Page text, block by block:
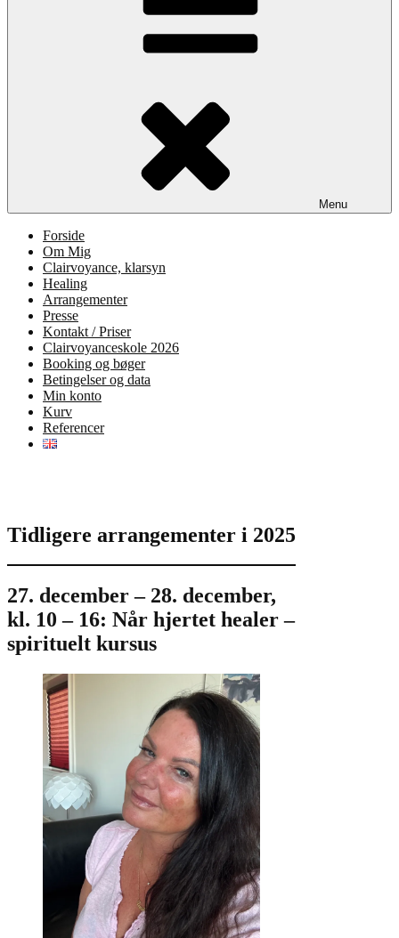
Menu
Forside
Om Mig
Clairvoyance, klarsyn
Healing
Arrangementer
Presse
Kontakt / Priser
Clairvoyanceskole 2026
Booking og bøger
Betingelser og data
Min konto
Kurv
Referencer
Tidligere arrangementer i 2025
27. december – 28. december,
kl. 10 – 16: Når hjertet healer –
spirituelt kursus